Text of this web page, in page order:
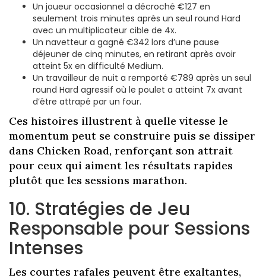
Un joueur occasionnel a décroché €127 en
seulement trois minutes après un seul round Hard
avec un multiplicateur cible de 4x.
Un navetteur a gagné €342 lors d’une pause
déjeuner de cinq minutes, en retirant après avoir
atteint 5x en difficulté Medium.
Un travailleur de nuit a remporté €789 après un seul
round Hard agressif où le poulet a atteint 7x avant
d’être attrapé par un four.
Ces histoires illustrent à quelle vitesse le
momentum peut se construire puis se dissiper
dans Chicken Road, renforçant son attrait
pour ceux qui aiment les résultats rapides
plutôt que les sessions marathon.
10. Stratégies de Jeu
Responsable pour Sessions
Intenses
Les courtes rafales peuvent être exaltantes,